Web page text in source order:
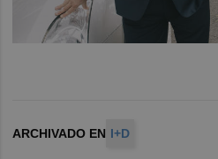
ARCHIVADO EN I+D